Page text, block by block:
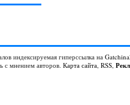
индексируемая гиперссылка на
с мнением авторов. Карта сайта, RSS,